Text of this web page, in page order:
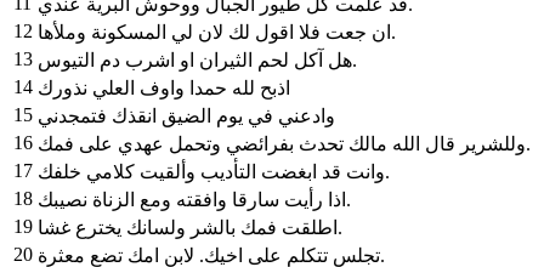
12
‎ان جعت فلا اقول لك لان لي المسكونة وملأها‎.
13
‎هل آكل لحم الثيران او اشرب دم التيوس‎.
14 ‎اذبح لله حمدا واوف العلي نذورك
15 وادعني في يوم الضيق انقذك فتمجدني
16
وللشرير قال الله مالك تحدث بفرائضي وتحمل عهدي على فمك‎.
17
‎وانت قد ابغضت التأديب وألقيت كلامي خلفك‎.
18
‎اذا رأيت سارقا وافقته ومع الزناة نصيبك‎.
19
‎اطلقت فمك بالشر ولسانك يخترع غشا‎.
20
‎تجلس تتكلم على اخيك. لابن امك تضع معثرة‎.